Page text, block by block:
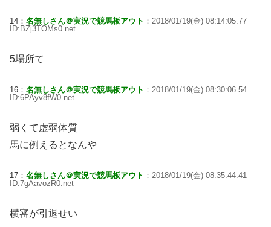
14： 名無しさん＠実況で競馬板アウト ：2018/01/19(金) 08:14:05.77
ID:BZj3TOMs0.net
5場所て
16： 名無しさん＠実況で競馬板アウト ：2018/01/19(金) 08:30:06.54
ID:6PAyv8fW0.net
弱くて虚弱体質
馬に例えるとなんや
17： 名無しさん＠実況で競馬板アウト ：2018/01/19(金) 08:35:44.41
ID:7gAavozR0.net
横審が引退せい